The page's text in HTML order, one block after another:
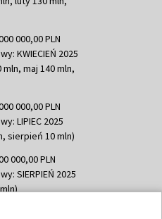
000,00 PLN
KWIECIEŃ 2025
maj 140 mln,
000,00 PLN
LIPIEC 2025
sierpień 10 mln)
000,00 PLN
SIERPIEŃ 2025
051,21 PLN